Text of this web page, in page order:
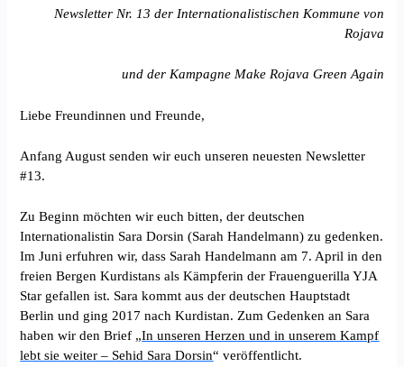
Newsletter Nr. 13 der Internationalistischen Kommune von
Rojava
und der Kampagne Make Rojava Green Again
Liebe Freundinnen und Freunde,
Anfang August senden wir euch unseren neuesten Newsletter
#13.
Zu Beginn möchten wir euch bitten, der deutschen
Internationalistin Sara Dorsin (Sarah Handelmann) zu gedenken.
Im Juni erfuhren wir, dass Sarah Handelmann am 7. April in den
freien Bergen Kurdistans als Kämpferin der Frauenguerilla YJA
Star gefallen ist. Sara kommt aus der deutschen Hauptstadt
Berlin und ging 2017 nach Kurdistan. Zum Gedenken an Sara
haben wir den Brief „In unseren Herzen und in unserem Kampf
lebt sie weiter – Sehid Sara Dorsin“ veröffentlicht.